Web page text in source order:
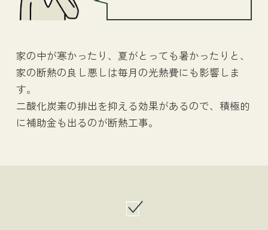
Reform 09
介護リフォーム
家の中が寒かったり、夏がとっても暑かったりと、
家の断熱の良し悪しは毎月の光熱費にも影響しま
す。
二酸化炭素の排出を抑える効果があるので、積極的
に補助金も出るのが断熱工事。